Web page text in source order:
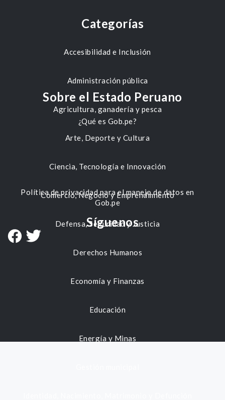
Categorías
Accesibilidad e Inclusión
Administración pública
Agricultura, ganadería y pesca
Arte, Deporte y Cultura
Ciencia, Tecnología e Innovación
Comercio, Negocio y Emprendimiento
Defensa, Seguridad y Justicia
Derechos Humanos
Economía y Finanzas
Educación
Energía y Minas
Sobre el Estado Peruano
¿Qué es Gob.pe?
Política de privacidad para el manejo de datos en
Gob.pe
Síguenos